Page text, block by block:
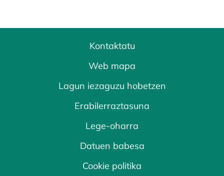
Kontaktatu
Web mapa
Lagun iezaguzu hobetzen
Erabilerraztasuna
Lege-oharra
Datuen babesa
Cookie politika